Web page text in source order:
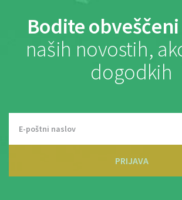
Bodite obveščeni
naših novostih,
dogodkih
PRIJAVA